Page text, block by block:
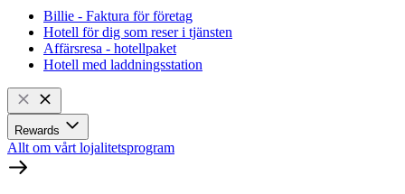
Billie - Faktura för företag
Hotell för dig som reser i tjänsten
Affärsresa - hotellpaket
Hotell med laddningsstation
Rewards
Allt om vårt lojalitetsprogram